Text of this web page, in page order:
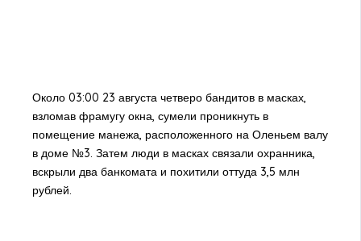
Около 03:00 23 августа четверо бандитов в масках,
взломав фрамугу окна, сумели проникнуть в
помещение манежа, расположенного на Оленьем валу
в доме №3. Затем люди в масках связали охранника,
вскрыли два банкомата и похитили оттуда 3,5 млн
рублей.